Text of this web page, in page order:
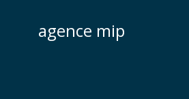
agence mip